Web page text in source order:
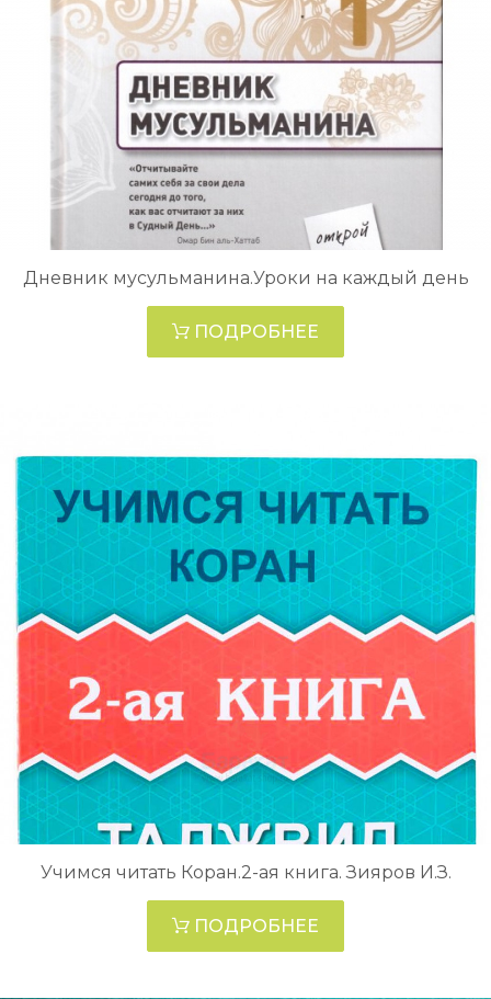
Дневник мусульманина.Уроки на каждый день
ПОДРОБНЕЕ
Учимся читать Коран.2-ая книга. Зияров И.З.
ПОДРОБНЕЕ